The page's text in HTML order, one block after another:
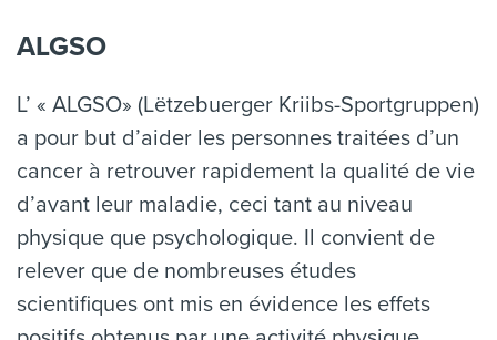
ALGSO
L’ « ALGSO» (Lëtzebuerger Kriibs-Sportgruppen)
a pour but d’aider les personnes traitées d’un
cancer à retrouver rapidement la qualité de vie
d’avant leur maladie, ceci tant au niveau
physique que psychologique. Il convient de
relever que de nombreuses études
scientifiques ont mis en évidence les effets